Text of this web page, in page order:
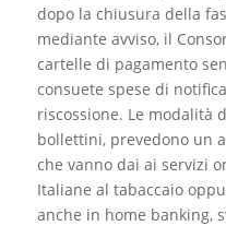
dopo la chiusura della
mediante avviso, il
cartelle di pagamento
consuete spese di
riscossione. Le modalità
bollettini, prevedono un
che vanno dai ai servizi
Italiane al tabaccaio
anche in home banking,